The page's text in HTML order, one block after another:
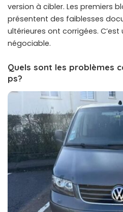
version à cibler. Les premiers
présentent des faiblesses
ultérieures ont corrigées.
négociable.
Quels sont les problèmes
ps?